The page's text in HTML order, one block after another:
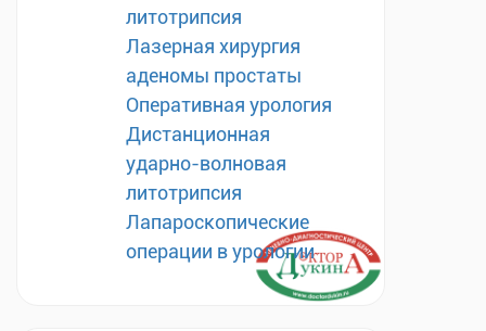
литотрипсия
Лазерная хирургия
аденомы простаты
Оперативная урология
Дистанционная
ударно-волновая
литотрипсия
Лапароскопические
операции в урологии